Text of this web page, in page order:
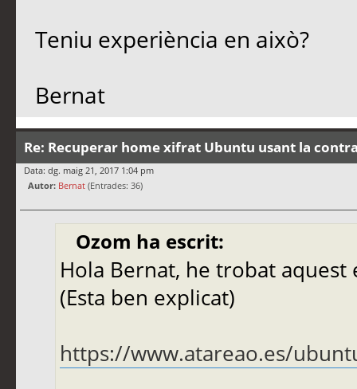
Teniu experiència en això?
Bernat
Re: Recuperar home xifrat Ubuntu usant la
Data: dg. maig 21, 2017 1:04 pm
Autor: Bernat (Entrades: 36)
Ozom ha escrit:
Hola Bernat, he trobat
(Esta ben explicat)
https://www.atareao.es/